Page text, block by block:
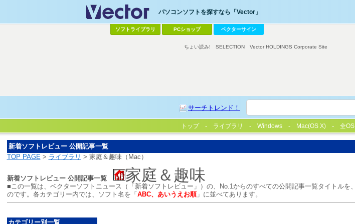
パソコンソフトを探すなら「Vector」
ソフトライブラリ PCショップ ベクターサイン
サーチトレンド！
ちょい読み! SELECTION Vector HOLDINGS Corporate Site
トップ ライブラリ Windows Mac(OS X) 全OS
新着ソフトレビュー 公開記事一覧
TOP PAGE> ライブラリ > 家庭＆趣味（Mac）
新着ソフトレビュー 公開記事一覧 家庭＆趣味
■この一覧は、ベクターソフトニュース（「新着ソフトレビュー」）の、No.1からのすべての公開記事一覧タイトルを、
のです。各カテゴリー内では、ソフト名を「 ABC、あいうえお順」に並べてあります。
カテゴリー別一覧